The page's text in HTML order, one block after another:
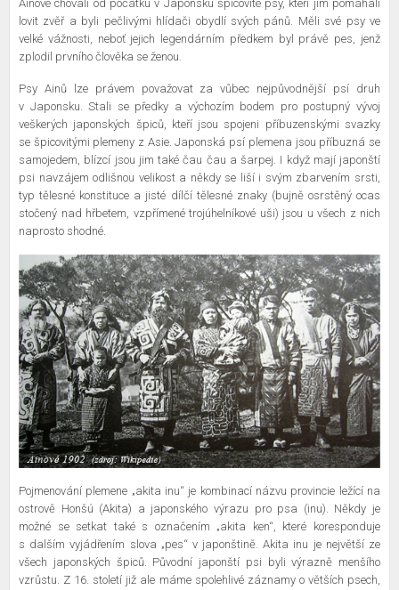
Ainové chovali od počátku v Japonsku špicovité psy, kteří jim pomáhali
lovit zvěř a byli pečlivými hlídači obydlí svých pánů. Měli své psy ve
velké vážnosti, neboť jejich legendárním předkem byl právě pes, jenž
zplodil prvního člověka se ženou.
Psy Ainů lze právem považovat za vůbec nejpůvodnější psí druh
v Japonsku. Stali se předky a výchozím bodem pro postupný vývoj
veškerých japonských špiců, kteří jsou spojeni příbuzenskými svazky
se špicovitými plemeny z Asie. Japonská psí plemena jsou příbuzná se
samojedem, blízcí jsou jim také čau čau a šarpej. I když mají japonští
psi navzájem odlišnou velikost a někdy se liší i svým zbarvením srsti,
typ tělesné konstituce a jisté dílčí tělesné znaky (bujně osrstěný ocas
stočený nad hřbetem, vzpřímené trojúhelníkové uši) jsou u všech z nich
naprosto shodné.
Pojmenování plemene „akita inu“ je kombinací názvu provincie ležící na
ostrově Honšú (Akita) a japonského výrazu pro psa (inu). Někdy je
možné se setkat také s označením „akita ken“, které koresponduje
s dalším vyjádřením slova „pes“ v japonštině. Akita inu je největší ze
všech japonských špiců. Původní japonští psi byli výrazně menšího
vzrůstu. Z 16. století již ale máme spolehlivé záznamy o větších psech,